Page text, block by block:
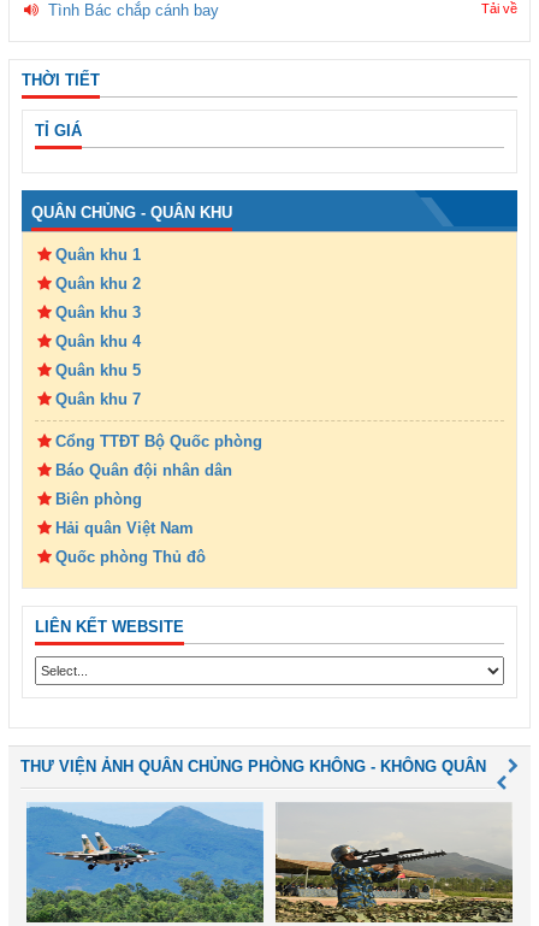
Tình Bác chắp cánh bay Tải về
THỜI TIẾT
TỈ GIÁ
QUÂN CHỦNG - QUÂN KHU
Quân khu 1
Quân khu 2
Quân khu 3
Quân khu 4
Quân khu 5
Quân khu 7
Cổng TTĐT Bộ Quốc phòng
Báo Quân đội nhân dân
Biên phòng
Hải quân Việt Nam
Quốc phòng Thủ đô
LIÊN KẾT WEBSITE
THƯ VIỆN ẢNH QUÂN CHỦNG PHÒNG KHÔNG - KHÔNG QUÂN